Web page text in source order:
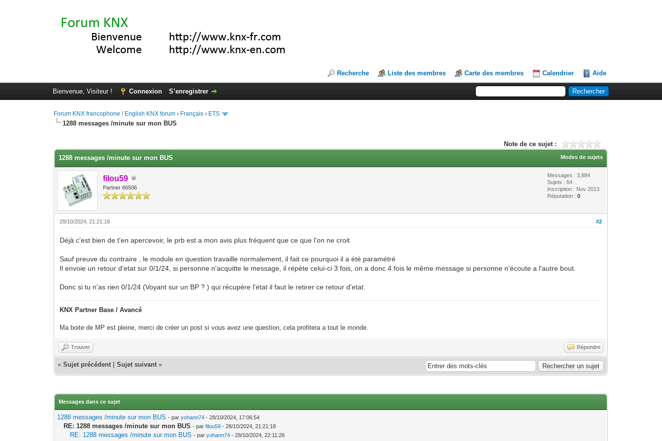
Recherche Liste des membres Carte des membres Calendrier Aide
Bienvenue, Visiteur ! Connexion S’enregistrer
Forum KNX francophone / English KNX forum › Français › ETS
1288 messages /minute sur mon BUS
Note de ce sujet :
Modes de sujets
1288 messages /minute sur mon BUS
filou59
Partner 66506
Messages : 3,884
Sujets : 64
Inscription : Nov 2013
Réputation :0
#2
28/10/2024, 21:21:18
Déjà c'est bien de t'en apercevoir, le prb est a mon avis plus fréquent que ce que l'on ne croit
Sauf preuve du contraire , le module en question travaille normalement, il fait ce pourquoi il a été paramétré
Il envoie un retour d'etat sur 0/1/24, si personne n'acquitte le message, il répète celui-ci 3 fois, on a donc 4 fois le même message si personne n'écoute a l'autre bout.
Donc si tu n'as rien 0/1/24 (Voyant sur un BP ? ) qui récupère l'état il faut le retirer ce retour d'etat.
KNX Partner Base / Avancé
Ma boite de MP est pleine, merci de créer un post si vous avez une question, cela profitera a tout le monde.
Trouver Répondre
«Sujet précédent |Sujet suivant »
Messages dans ce sujet
1288 messages /minute sur mon BUS - paryohann74 - 28/10/2024, 17:06:54
RE: 1288 messages /minute sur mon BUS - parfilou59 - 28/10/2024, 21:21:18
RE: 1288 messages /minute sur mon BUS - paryohann74 - 28/10/2024, 22:11:26